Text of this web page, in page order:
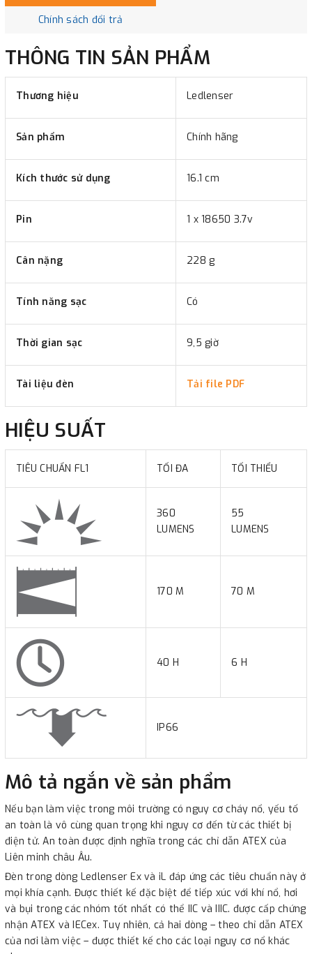
Chính sách đổi trả
THÔNG TIN SẢN PHẨM
Thương hiệu Ledlenser
Sản phẩm Chính hãng
Kích thước sử dụng 16.1 cm
Pin 1 x 18650 3.7v
Cân nặng 228 g
Tính năng sạc Có
Thời gian sạc 9,5 giờ
Tài liệu đèn Tải file PDF
HIỆU SUẤT
TIÊU CHUẨN FL1 TỐI ĐA TỐI THIỂU
360
LUMENS
55
LUMENS
170 M 70 M
40 H 6 H
IP66
Mô tả ngắn về sản phẩm
Nếu bạn làm việc trong môi trường có nguy cơ cháy nổ, yếu tố
an toàn là vô cùng quan trọng khi nguy cơ đến từ các thiết bị
điện tử. An toàn được định nghĩa trong các chỉ dẫn ATEX của
Liên minh châu Âu.
Đèn trong dòng Ledlenser Ex và iL đáp ứng các tiêu chuẩn này ở
mọi khía cạnh. Được thiết kế đặc biệt để tiếp xúc với khí nổ, hơi
và bụi trong các nhóm tốt nhất có thể IIC và IIIC. được cấp chứng
nhận ATEX và IECex. Tuy nhiên, cả hai dòng – theo chỉ dẫn ATEX
của nơi làm việc – được thiết kế cho các loại nguy cơ nổ khác